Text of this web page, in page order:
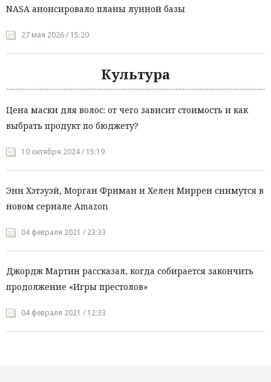
NASA анонсировало планы лунной базы
27 мая 2026 / 15:20
Культура
Цена маски для волос: от чего зависит стоимость и как
выбрать продукт по бюджету?
10 октября 2024 / 15:19
Энн Хэтэуэй, Морган Фриман и Хелен Миррен снимутся в
новом сериале Amazon
04 февраля 2021 / 23:33
Джордж Мартин рассказал, когда собирается закончить
продолжение «Игры престолов»
04 февраля 2021 / 12:33